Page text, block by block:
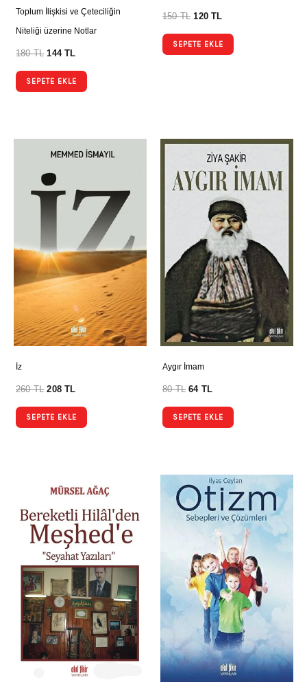
Toplum İlişkisi ve Çeteciliğin
Niteliği üzerine Notlar
180TL 144TL
SEPETE EKLE
150TL 120TL
SEPETE EKLE
İz
260TL 208TL
SEPETE EKLE
Aygır İmam
80TL 64 TL
SEPETE EKLE